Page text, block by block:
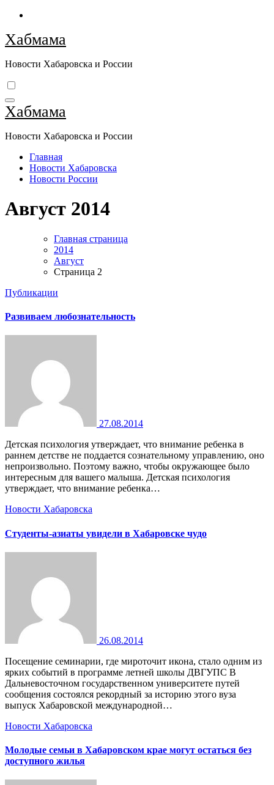
Перейти
содержимому
Хабмама
Новости Хабаровска и России
Хабмама
Новости Хабаровска и России
Главная
Новости Хабаровска
Новости России
Август 2014
Главная страница
2014
Август
Страница 2
Публикации
Развиваем любознательность
27.08.2014
Детская психология утверждает, что внимание ребенка в
раннем детстве не поддается сознательному управлению, оно
непроизвольно. Поэтому важно, чтобы окружающее было
интересным для вашего малыша. Детская психология
утверждает, что внимание ребенка…
Новости Хабаровска
Студенты-азиаты увидели в Хабаровске чудо
26.08.2014
Посещение семинарии, где мироточит икона, стало одним из
ярких событий в программе летней школы ДВГУПС В
Дальневосточном государственном университете путей
сообщения состоялся рекордный за историю этого вуза
выпуск Хабаровской международной…
Новости Хабаровска
Молодые семьи в Хабаровском крае могут остаться без
доступного жилья